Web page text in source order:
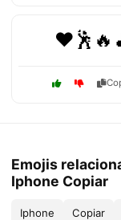
Emojis
Iphone Copiar
Iphone Copiar